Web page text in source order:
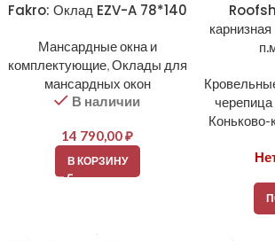
Fakro: Оклад EZV-A 78*140
Мансардные окна и
комплектующие,Оклады для
мансардных окон
В наличии
14 790,00₽
В КОРЗИНУ
Коньково-